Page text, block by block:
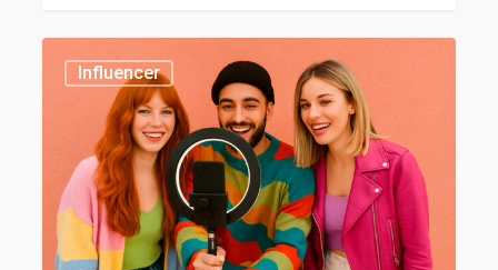
con
influencer
Influencer 434